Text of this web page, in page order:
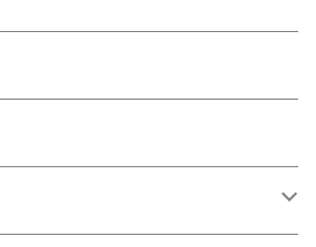
ーコム)
クリップ